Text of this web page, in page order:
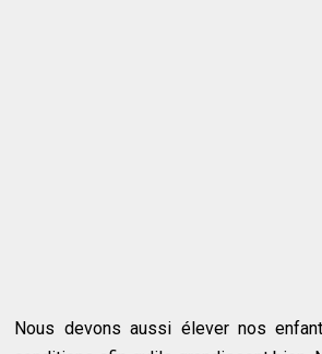
Nous devons aussi élever nos